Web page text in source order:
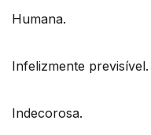
Humana.
Infelizmente previsível.
Indecorosa.